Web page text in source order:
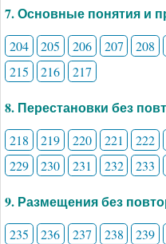
7. Основные понятия и
204 205 206 207 208
215
216 217
8. Перестановки без
218 219 220 221 222
229
230 231 232 233
9. Размещения без
235 236 237 238 239